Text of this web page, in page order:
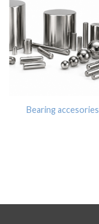
Bearing accesories